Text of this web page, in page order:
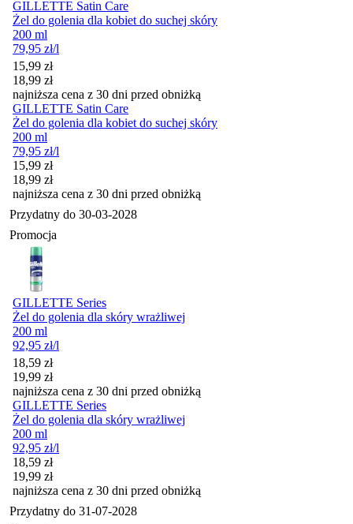
GILLETTE Satin Care
Żel do golenia dla kobiet do suchej skóry
200 ml
79,95 zł/l
Cena promocyjna
15,99 zł
18,99 zł
najniższa cena z 30 dni przed obniżką
GILLETTE Satin Care
Żel do golenia dla kobiet do suchej skóry
200 ml
79,95 zł/l
Cena promocyjna
15,99 zł
18,99 zł
najniższa cena z 30 dni przed obniżką
Przydatny do 30-03-2028
Promocja
GILLETTE Series
Żel do golenia dla skóry wrażliwej
200 ml
92,95 zł/l
Cena promocyjna
18,59 zł
19,99 zł
najniższa cena z 30 dni przed obniżką
GILLETTE Series
Żel do golenia dla skóry wrażliwej
200 ml
92,95 zł/l
Cena promocyjna
18,59 zł
19,99 zł
najniższa cena z 30 dni przed obniżką
Przydatny do 31-07-2028